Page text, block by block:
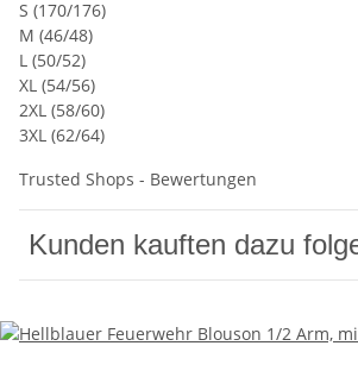
S (170/176)
M (46/48)
L (50/52)
XL (54/56)
2XL (58/60)
3XL (62/64)
Trusted Shops - Bewertungen
Kunden kauften dazu